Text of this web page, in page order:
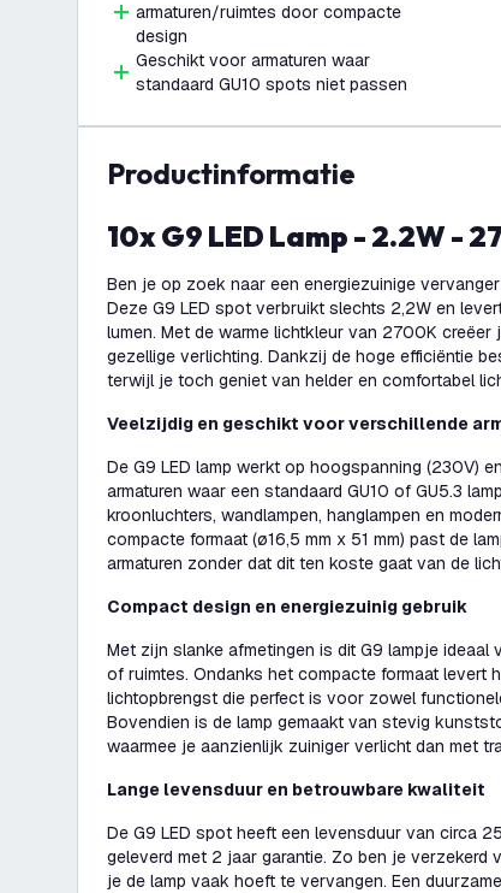
armaturen/ruimtes door compacte
design
Geschikt voor armaturen waar
standaard GU10 spots niet passen
productinformatie
10x G9 LED Lamp - 2.2W -
Ben je op zoek naar een energiezuinige
Deze G9 LED spot verbruikt slechts 2,2W en
lumen. Met de warme lichtkleur van 2700K creëer
gezellige verlichting. Dankzij de hoge efficiëntie
terwijl je toch geniet van helder en comfortabel
Veelzijdig en geschikt voor verschillende
De G9 LED lamp werkt op hoogspanning (230V)
armaturen waar een standaard GU10 of GU5.3
kroonluchters, wandlampen, hanglampen en
compacte formaat (ø16,5 mm x 51 mm) past de
armaturen zonder dat dit ten koste gaat van de
Compact design en energiezuinig gebruik
Met zijn slanke afmetingen is dit G9 lampje ideaal
of ruimtes. Ondanks het compacte formaat levert
lichtopbrengst die perfect is voor zowel
Bovendien is de lamp gemaakt van stevig
waarmee je aanzienlijk zuiniger verlicht dan met
Lange levensduur en betrouwbare kwaliteit
De G9 LED spot heeft een levensduur van circa
geleverd met 2 jaar garantie. Zo ben je verzekerd
je de lamp vaak hoeft te vervangen. Een